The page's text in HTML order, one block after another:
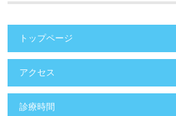
トップページ
アクセス
診療時間